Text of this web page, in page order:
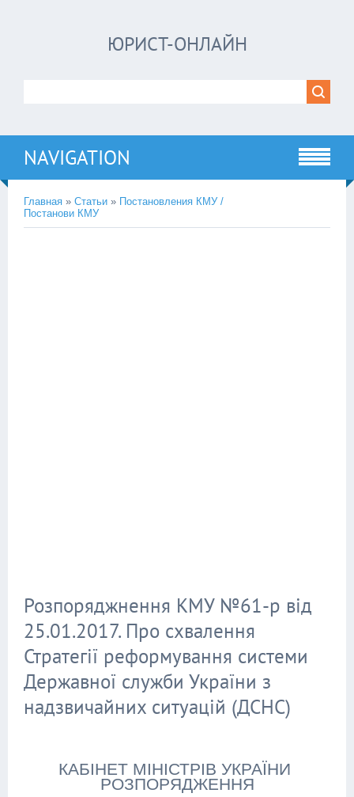
ЮРИСТ-ОНЛАЙН
NAVIGATION
Главная » Статьи » Постановления КМУ /
Постанови КМУ
Розпоряджнення КМУ №61-р від
25.01.2017. Про схвалення
Стратегії реформування системи
Державної служби України з
надзвичайних ситуацій (ДСНС)
КАБІНЕТ МІНІСТРІВ УКРАЇНИ
РОЗПОРЯДЖЕННЯ